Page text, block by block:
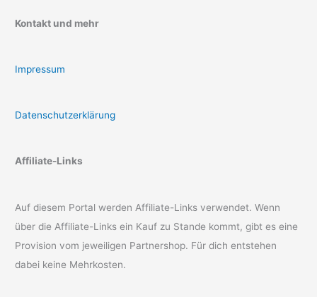
Kontakt und mehr
Impressum
Datenschutzerklärung
Affiliate-Links
Auf diesem Portal werden Affiliate-Links verwendet. Wenn
über die Affiliate-Links ein Kauf zu Stande kommt, gibt es eine
Provision vom jeweiligen Partnershop. Für dich entstehen
dabei keine Mehrkosten.